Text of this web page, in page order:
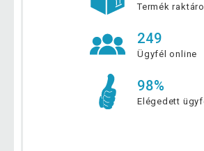
Termék
249
Ügyfél online
98%
Elégedett